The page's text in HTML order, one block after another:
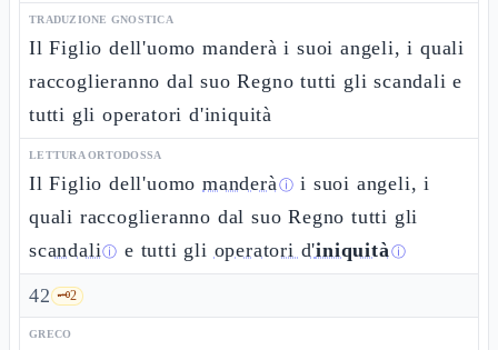
TRADUZIONE GNOSTICA
Il Figlio dell'uomo manderà i suoi angeli, i quali
raccoglieranno dal suo Regno tutti gli scandali e
tutti gli operatori d'iniquità
LETTURA ORTODOSSA
Il Figlio dell'uomomanderàⓘ i suoi angeli, i
quali raccoglieranno dal suo Regno tutti gli
scandaliⓘ e tutti gli operatori d'iniquitàⓘ
42 🗝️2
GRECO